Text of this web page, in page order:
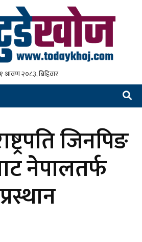
जिनपिङ
नेपालतर्फ
प्रस्थान